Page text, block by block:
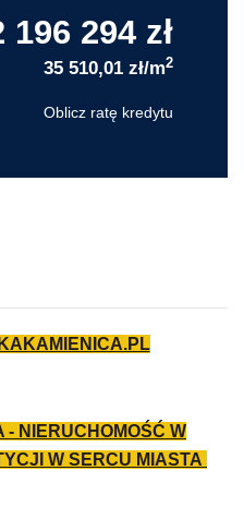
196 294 zł
35 510,01 zł/m2
Oblicz ratę kredytu
- NIERUCHOMOŚĆ W
W SERCU MIASTA